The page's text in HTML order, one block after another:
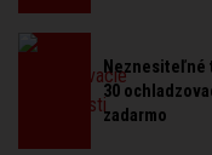
Neznesiteľné
30
zadarmo